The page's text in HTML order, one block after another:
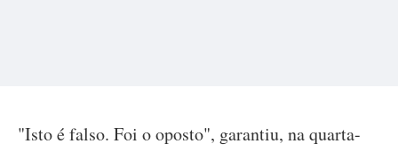
"Isto é falso. Foi o oposto", garantiu, na quarta-